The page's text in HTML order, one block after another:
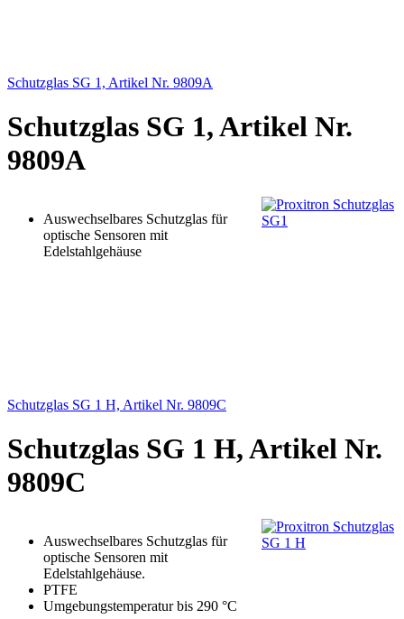
Schutzglas SG 1, Artikel Nr. 9809A
Schutzglas SG 1, Artikel Nr.
9809A
Auswechselbares Schutzglas für
optische Sensoren mit
Edelstahlgehäuse
Schutzglas SG 1 H, Artikel Nr. 9809C
Schutzglas SG 1 H, Artikel Nr.
9809C
Auswechselbares Schutzglas für
optische Sensoren mit
Edelstahlgehäuse.
PTFE
Umgebungstemperatur bis 290 °C